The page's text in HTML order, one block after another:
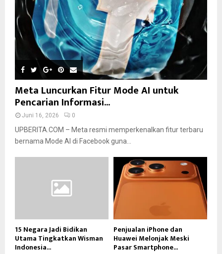
Meta Luncurkan Fitur Mode AI untuk
Pencarian Informasi...
Juni 16, 2026 0
UPBERITA.COM – Meta resmi memperkenalkan fitur terbaru
bernama Mode AI di Facebook guna...
15 Negara Jadi Bidikan
Utama Tingkatkan Wisman
Indonesia...
Penjualan iPhone dan
Huawei Melonjak Meski
Pasar Smartphone...